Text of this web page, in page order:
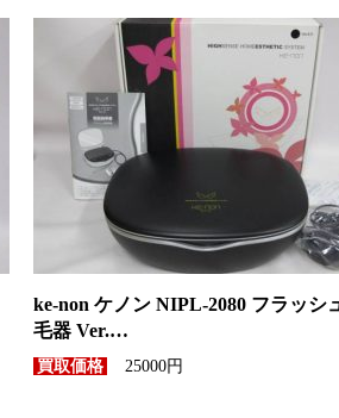
ke-non ケノン NIPL-2080 フラッシ
毛器 Ver.…
25000円